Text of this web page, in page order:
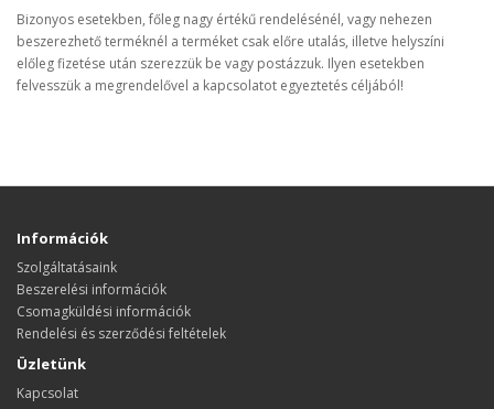
Bizonyos esetekben, főleg nagy értékű rendelésénél, vagy nehezen
beszerezhető terméknél a terméket csak előre utalás, illetve helyszíni
előleg fizetése után szerezzük be vagy postázzuk. Ilyen esetekben
felvesszük a megrendelővel a kapcsolatot egyeztetés céljából!
Információk
Szolgáltatásaink
Beszerelési információk
Csomagküldési információk
Rendelési és szerződési feltételek
Üzletünk
Kapcsolat